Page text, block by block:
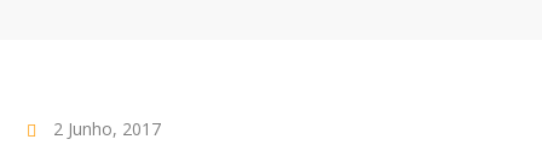
2 Junho, 2017